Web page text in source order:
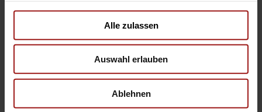
Alle zulassen
Auswahl erlauben
Ablehnen
gemäß Kaufvertrag
Ebbinghaus Unna GmbH